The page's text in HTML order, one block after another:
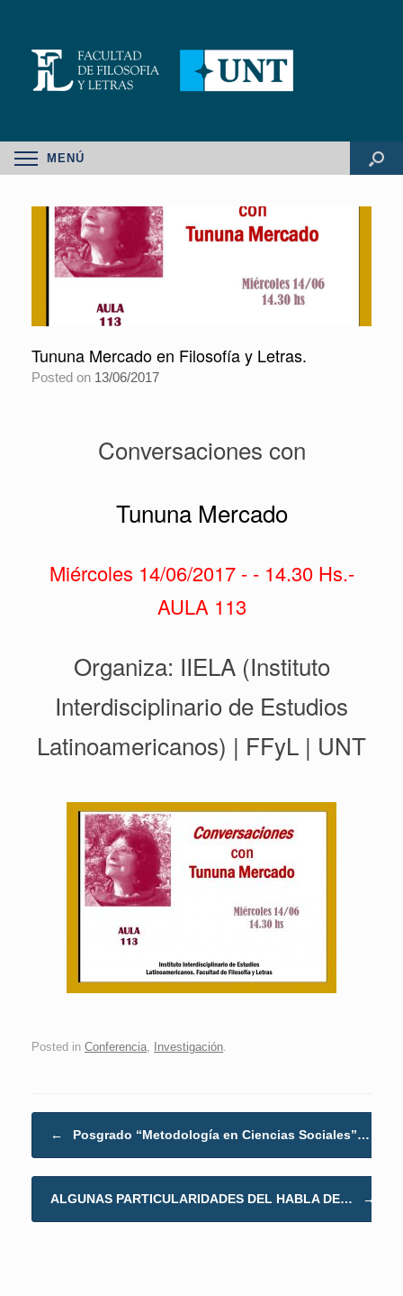
MENÚ
Tununa Mercado en Filosofía y Letras.
Posted on 13/06/2017
Conversaciones con
Tununa Mercado
Miércoles 14/06/2017 - - 14.30 Hs.-
AULA 113
Organiza: IIELA (Instituto
Interdisciplinario de Estudios
Latinoamericanos) | FFyL | UNT
Posted in Conferencia Investigación
← Posgrado “Metodología en Ciencias Sociales”…
ALGUNAS PARTICULARIDADES DEL HABLA DE… →